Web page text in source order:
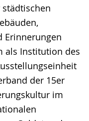
Erinnerungen
als Institution des
der 15er
im